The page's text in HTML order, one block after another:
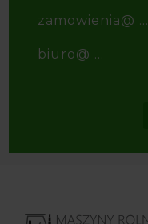
zamowienia@ ...
biuro@ ...